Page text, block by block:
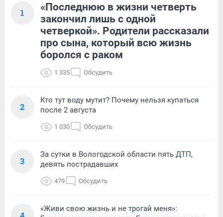
1
«Последнюю в жизни четверть
закончил лишь с одной
четверкой». Родители рассказали
про сына, который всю жизнь
боролся с раком
1 335 Обсудить
2
Кто тут воду мутит? Почему нельзя купаться
после 2 августа
1 030 Обсудить
3
За сутки в Вологодской области пять ДТП,
девять пострадавших
479 Обсудить
«Живи свою жизнь и не трогай меня»: